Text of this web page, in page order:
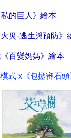
私的巨人 》繪本
火災-逃生與預防》
《百變媽媽》繪本
式 x 《包拯審石頭